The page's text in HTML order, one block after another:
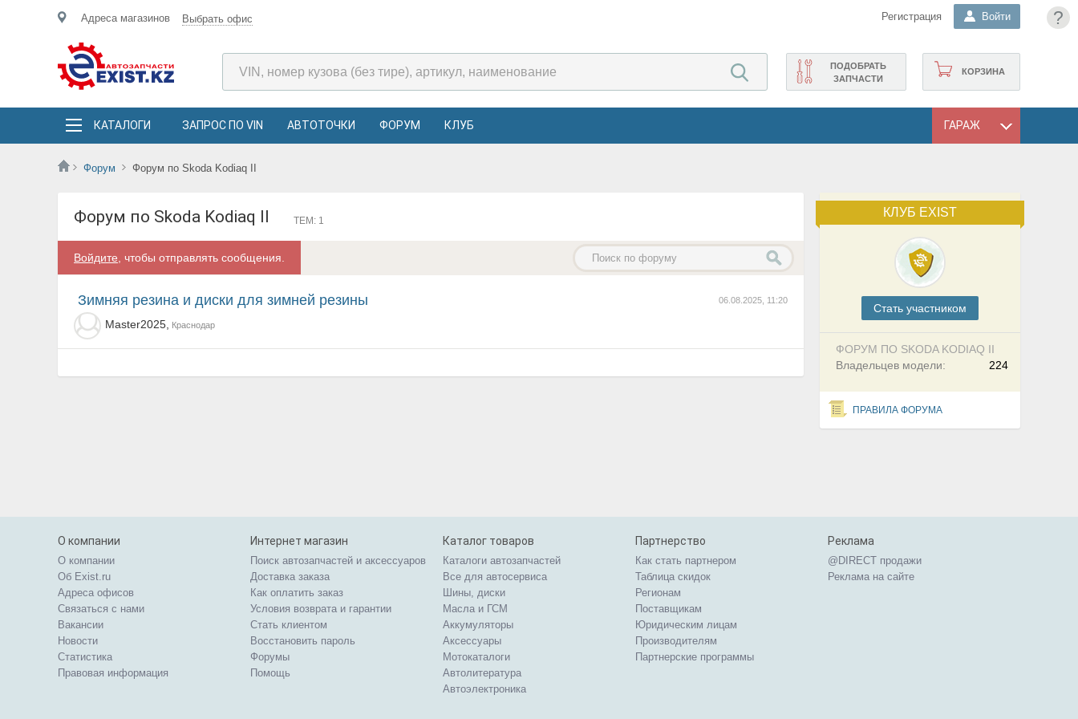
?
Адреса магазинов Выбрать офис Регистрация Войти
КОРЗИНА
ПОДОБРАТЬ
ЗАПЧАСТИ
КАТАЛОГИ ЗАПРОС ПО VIN АВТОТОЧКИ ФОРУМ КЛУБ ГАРАЖ
Форум Форум по Skoda Kodiaq II
КЛУБ EXIST
Cтать участником
ФОРУМ ПО SKODA KODIAQ II
224
Владельцев модели:
ПРАВИЛА ФОРУМА
Форум по Skoda Kodiaq II ТЕМ: 1
Войдите , чтобы отправлять сообщения.
06.08.2025, 11:20
Зимняя резина и диски для зимней резины
Master2025, Краснодар
О компании
О компании
Об Exist.ru
Адреса офисов
Связаться с нами
Вакансии
Новости
Статистика
Правовая информация
Интернет магазин
Поиск автозапчастей и аксессуаров
Доставка заказа
Как оплатить заказ
Условия возврата и гарантии
Стать клиентом
Восстановить пароль
Форумы
Помощь
Каталог товаров
Каталоги автозапчастей
Все для автосервиса
Шины, диски
Масла и ГСМ
Аккумуляторы
Аксессуары
Мотокаталоги
Автолитература
Автоэлектроника
Партнерство
Как стать партнером
Таблица скидок
Регионам
Поставщикам
Юридическим лицам
Производителям
Партнерские программы
Реклама
@DIRECT продажи
Реклама на сайте